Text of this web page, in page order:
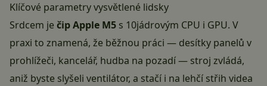
Klíčové parametry vysvětlené lidsky
Srdcem ječip Apple M5 s 10jádrovým CPU i GPU. V
praxi to znamená, že běžnou práci — desítky panelů v
prohlížeči, kancelář, hudba na pozadí — stroj zvládá,
aniž byste slyšeli ventilátor, a stačí i na lehčí střih videa